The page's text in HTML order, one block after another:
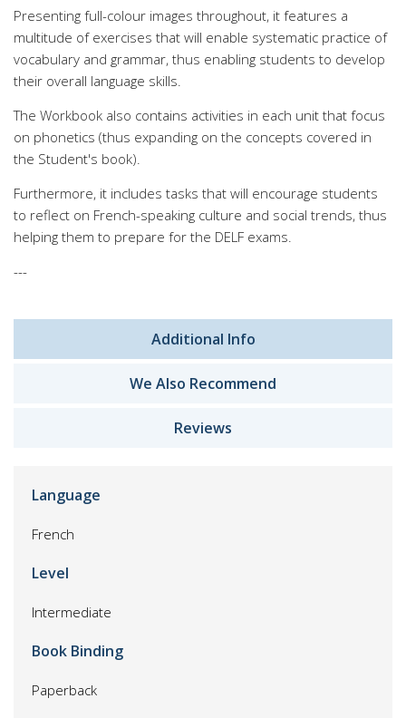
Presenting full-colour images throughout, it features a
multitude of exercises that will enable systematic practice of
vocabulary and grammar, thus enabling students to develop
their overall language skills.
The Workbook also contains activities in each unit that focus
on phonetics (thus expanding on the concepts covered in
the Student's book).
Furthermore, it includes tasks that will encourage students
to reflect on French-speaking culture and social trends, thus
helping them to prepare for the DELF exams.
---
Additional Info
We Also Recommend
Reviews
Language
French
Level
Intermediate
Book Binding
Paperback